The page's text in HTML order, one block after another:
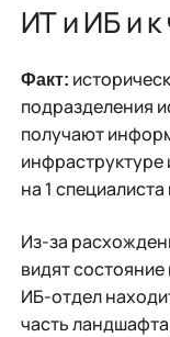
ИТ и ИБ и
Факт:
подразделения
получают
инфраструктуре
на 1
Из-за
видят
ИБ-отдел
часть